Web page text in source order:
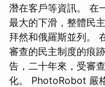
潛在客戶等資訊。 在
最大的下滑，整體民
拜然和俄羅斯並列。
審查的民主制度的痕
告，二十年來，受審
化。 PhotoRobot 嚴